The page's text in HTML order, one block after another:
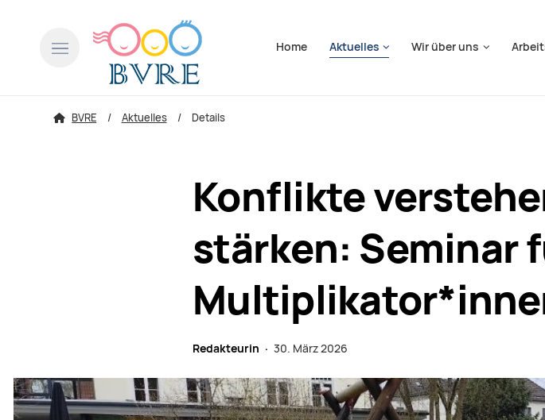
Home
Aktuelles Wir über uns
BVRE Aktuelles Details
Konflikte
stärken: Seminar
Redakteurin · 30. März 2026